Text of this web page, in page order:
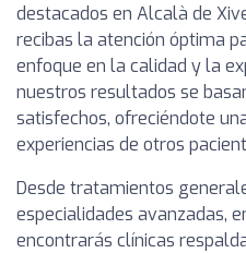
destacados en Alcalà de
recibas la atención óptima
enfoque en la calidad y la
nuestros resultados se
satisfechos, ofreciéndote
experiencias de otros
Desde tratamientos
especialidades avanzadas,
encontrarás clínicas